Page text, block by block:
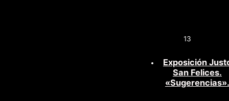
13
Exposición
San Felices.
«Sugerencias».